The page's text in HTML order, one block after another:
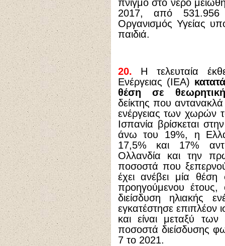
πνιγμό στο νερό
2017, από
Οργανισμός Υγείας
παιδιά.
20.
Η τελευταία
Ενέργειας (IEA)
θέση σε
δείκτης που
ενέργειας των χωρών
Ισπανία βρίσκεται
άνω του 19%, η
17,5% και 17%
Ολλανδία και την
ποσοστά που
έχει ανέβει μία
προηγούμενου έτους,
διείσδυση ηλιακής
εγκατέστησε επιπλέον
και είναι μεταξύ
ποσοστά διείσδυσης
7 το 2021.